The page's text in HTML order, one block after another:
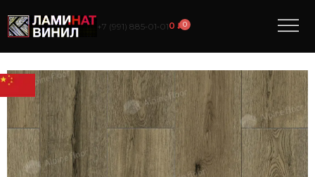
+7 (991) 885‑01‑010₽0